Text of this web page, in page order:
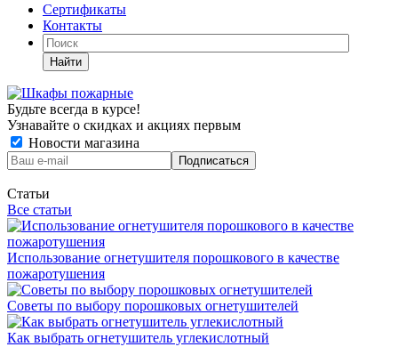
Сертификаты
Контакты
Найти
Будьте всегда в курсе!
Узнавайте о скидках и акциях первым
Новости магазина
Статьи
Все статьи
Использование огнетушителя порошкового в качестве
пожаротушения
Советы по выбору порошковых огнетушителей
Как выбрать огнетушитель углекислотный